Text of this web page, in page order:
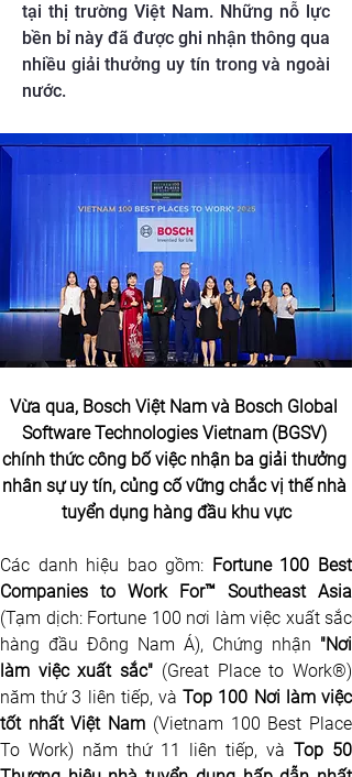
tại thị trường Việt Nam. Những nỗ lực
bền bỉ này đã được ghi nhận thông qua
nhiều giải thưởng uy tín trong và ngoài
nước.
Vừa qua, Bosch Việt Nam và Bosch Global
Software Technologies Vietnam (BGSV)
chính thức công bố việc nhận ba giải thưởng
nhân sự uy tín, củng cố vững chắc vị thế nhà
tuyển dụng hàng đầu khu vực
Các danh hiệu bao gồm: Fortune 100 Best
(Tạm dịch: Fortune 100 nơi làm việc xuất sắc
hàng đầu Đông Nam Á), Chứng nhận "Nơi
làm việc xuất sắc" (Great Place to Work®)
năm thứ 3 liên tiếp, và Top 100 Nơi làm việc
tốt nhất Việt Nam (Vietnam 100 Best Place
To Work) năm thứ 11 liên tiếp, và Top 50